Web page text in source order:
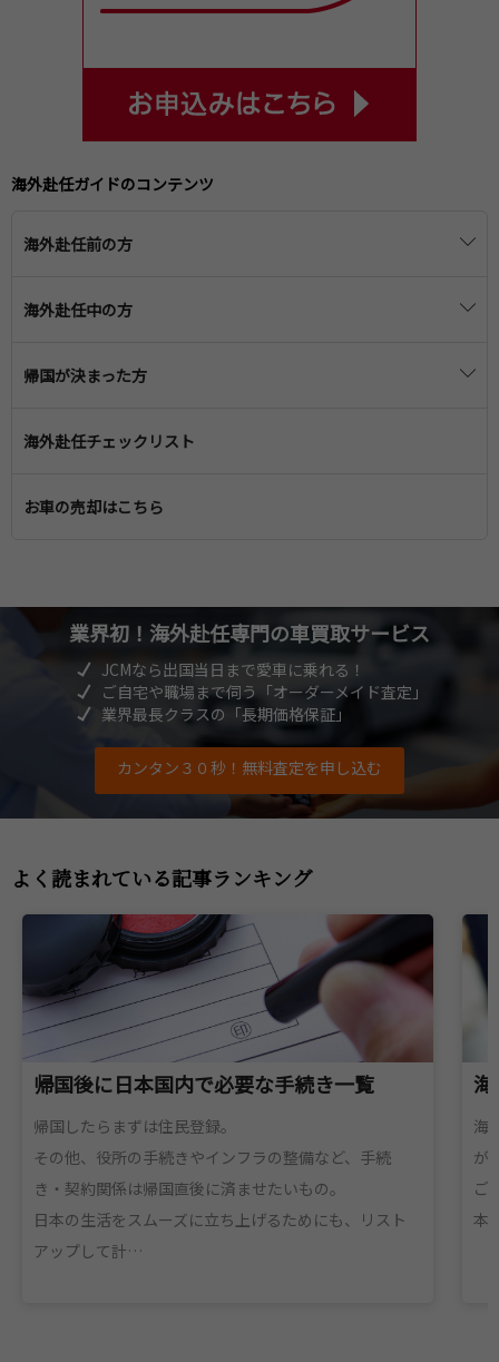
海外赴任ガイドのコンテンツ
海外赴任前の方
海外赴任の準備
渡航前の医療
車の保管・売却
赴任先での生活や文化
海外赴任中の方
赴任先での生活
一時帰国の準備
一時帰国中の学校・医療
帰国が決まった方
日本への帰国準備
帰国の引っ越し準備
帰国後の医療
帰国後の生活
帰国後の住宅
海外赴任チェックリスト
お車の売却はこちら
業界初！海外赴任専門の車買取サービス
JCMなら出国当日まで愛車に乗れる！
ご自宅や職場まで伺う「オーダーメイド査定」
業界最長クラスの「長期価格保証」
カンタン３０秒！無料査定を申し込む
よく読まれている記事ランキング
帰国後に日本国内で必要な手続き一覧
帰国したらまずは住民登録。
その他、役所の手続きやインフラの整備など、手続
き・契約関係は帰国直後に済ませたいもの。
日本の生活をスムーズに立ち上げるためにも、リスト
アップして計…
海
が
ご
本